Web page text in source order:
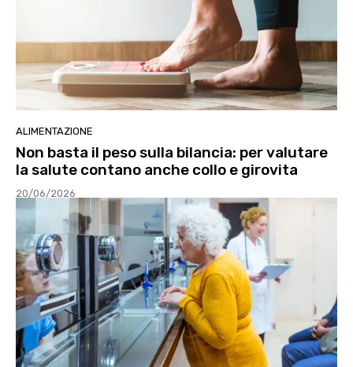
ALIMENTAZIONE
Non basta il peso sulla bilancia: per valutare
la salute contano anche collo e girovita
20/06/2026